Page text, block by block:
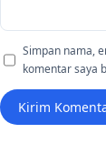
Simpan nama,
komentar saya